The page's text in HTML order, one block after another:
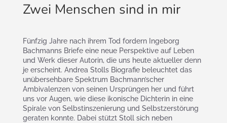
Zwei Menschen sind in mir
Fünfzig Jahre nach ihrem Tod fordern Ingeborg
Bachmanns Briefe eine neue Perspektive auf Leben
und Werk dieser Autorin, die uns heute aktueller denn
je erscheint. Andrea Stolls Biografie beleuchtet das
unübersehbare Spektrum Bachmann’scher
Ambivalenzen von seinen Ursprüngen her und führt
uns vor Augen, wie diese ikonische Dichterin in eine
Spirale von Selbstinszenierung und Selbstzerstörung
geraten konnte. Dabei stützt Stoll sich neben